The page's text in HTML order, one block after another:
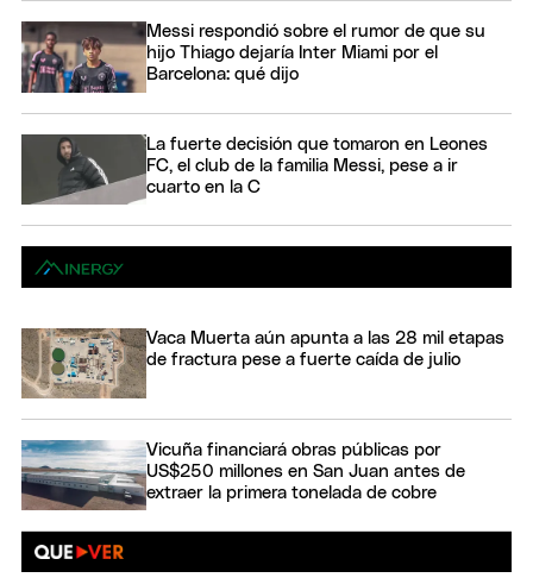
Messi respondió sobre el rumor de que su
hijo Thiago dejaría Inter Miami por el
Barcelona: qué dijo
La fuerte decisión que tomaron en Leones
FC, el club de la familia Messi, pese a ir
cuarto en la C
Vaca Muerta aún apunta a las 28 mil etapas
de fractura pese a fuerte caída de julio
Vicuña financiará obras públicas por
US$250 millones en San Juan antes de
extraer la primera tonelada de cobre